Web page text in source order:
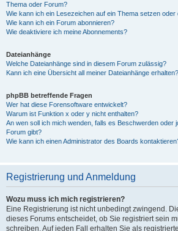
Thema oder Forum?
Wie kann ich ein Lesezeichen auf ein Thema setzen oder
Wie kann ich ein Forum abonnieren?
Wie deaktiviere ich meine Abonnements?
Dateianhänge
Welche Dateianhänge sind in diesem Forum zulässig?
Kann ich eine Übersicht all meiner Dateianhänge erhalten?
phpBB betreffende Fragen
Wer hat diese Forensoftware entwickelt?
Warum ist Funktion x oder y nicht enthalten?
An wen soll ich mich wenden, falls es Beschwerden oder
Forum gibt?
Wie kann ich einen Administrator des Boards
Registrierung und Anmeldung
Wozu muss ich mich registrieren?
Eine Registrierung ist nicht unbedingt zwingend.
dieses Forums entscheidet, ob Sie registriert sein
schreiben. Auf jeden Fall erhalten Sie als